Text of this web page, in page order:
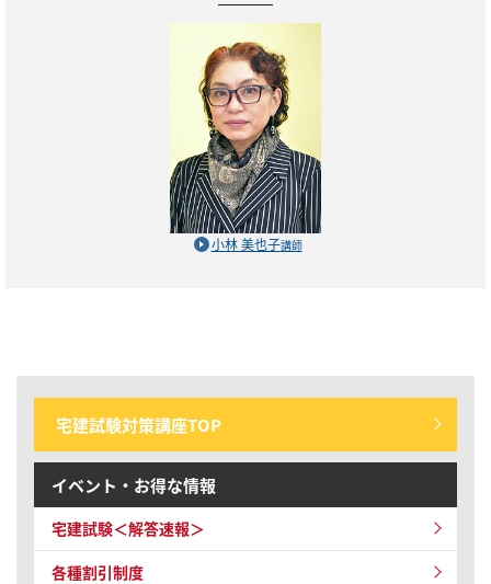
小林 美也子講師
宅建試験対策講座TOP
イベント・お得な情報
宅建試験＜解答速報＞
各種割引制度